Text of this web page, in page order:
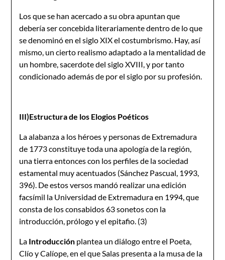
Los que se han acercado a su obra apuntan que
debería ser concebida literariamente dentro de lo que
se denominó en el siglo XIX el costumbrismo. Hay, así
mismo, un cierto realismo adaptado a la mentalidad de
un hombre, sacerdote del siglo XVIII, y por tanto
condicionado además de por el siglo por su profesión.
III)Estructura de los Elogios Poéticos
La alabanza a los héroes y personas de Extremadura
de 1773 constituye toda una apología de la región,
una tierra entonces con los perfiles de la sociedad
estamental muy acentuados (Sánchez Pascual, 1993,
396). De estos versos mandó realizar una edición
facsímil la Universidad de Extremadura en 1994, que
consta de los consabidos 63 sonetos con la
introducción, prólogo y el epitafio. (3)
La Introducción plantea un diálogo entre el Poeta,
Clío y Calíope, en el que Salas presenta a la musa de la